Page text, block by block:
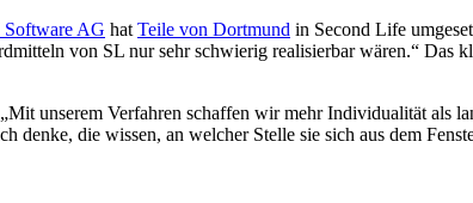
AG hat Teile von Dortmund in Second Life
von SL nur sehr schwierig realisierbar wären.“ Das
unserem Verfahren schaffen wir mehr Individualität als
die wissen, an welcher Stelle sie sich aus dem